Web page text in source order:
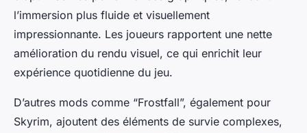
l’immersion plus fluide et visuellement
impressionnante. Les joueurs rapportent une nette
amélioration du rendu visuel, ce qui enrichit leur
expérience quotidienne du jeu.
D’autres mods comme “Frostfall”, également pour
Skyrim, ajoutent des éléments de survie complexes,